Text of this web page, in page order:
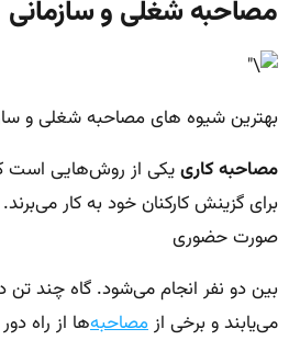
مصاحبه شغلی و سازمانی
بهترین شیوه های مصاحبه شغلی و
مصاحبه کارییکی از روش‌هایی
برای گزینش کارکنان خود به کار می‌برند.
صورت حضوری
بین دو نفر انجام می‌شود. گاه چند تن
می‌یابند و برخی از مصاحبه‌ها از راه